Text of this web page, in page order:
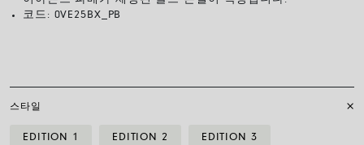
코드: 0VE25BX_PB
스타일
EDITION 1 EDITION 2 EDITION 3